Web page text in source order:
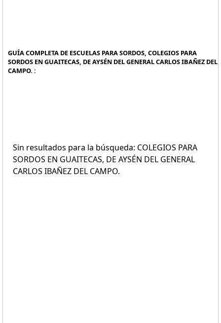
GUÍA COMPLETA DE ESCUELAS PARA SORDOS, COLEGIOS PARA
SORDOS EN GUAITECAS, DE AYSÉN DEL GENERAL CARLOS IBAÑEZ DEL
CAMPO. :
Sin resultados para la búsqueda: COLEGIOS PARA
SORDOS EN GUAITECAS, DE AYSÉN DEL GENERAL
CARLOS IBAÑEZ DEL CAMPO.